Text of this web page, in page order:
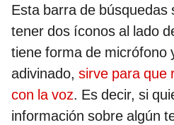
Esta barra de búsquedas
tener dos íconos al lado
tiene forma de micrófono
adivinado, sirve para que
con la voz. Es decir, si
información sobre algún